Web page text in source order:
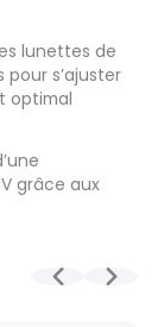
récupérez vos
commande,
seront prêts à
techniciens,
carton conçu
réception, le
ci est allongé
lunettes de
s’ajuster
optimal
grâce aux